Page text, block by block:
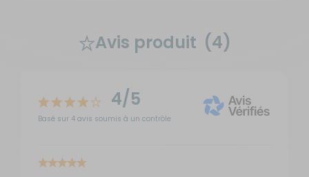
Avis produit (4)
4/5
Basé sur 4 avis soumis à un contrôle